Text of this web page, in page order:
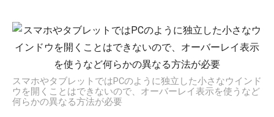
スマホやタブレットではPCのように独立した小さなウインド
ウを開くことはできないので、オーバーレイ表示を使うなど
何らかの異なる方法が必要